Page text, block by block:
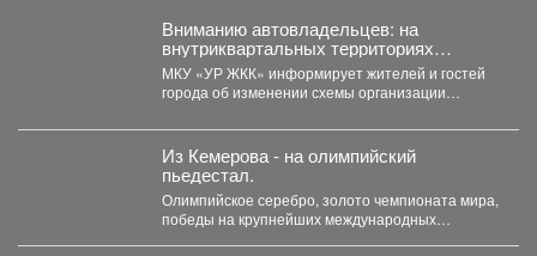
Вниманию автовладельцев: на
внутриквартальных территориях
Междуреченского муниципального
округа вводятся ограничения стоянки.
МКУ «УР ЖКК» информирует жителей и гостей
города об изменении схемы организации
Из Кемерова - на олимпийский
пьедестал.
Олимпийское серебро, золото чемпионата мира,
победы на крупнейших международных